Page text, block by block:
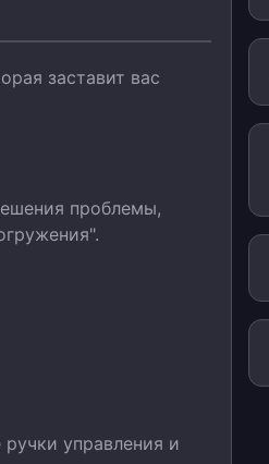
заставит вас
проблемы,
управления и